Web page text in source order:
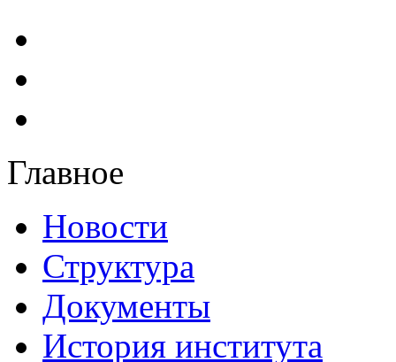
Главное
Новости
Структура
Документы
История института